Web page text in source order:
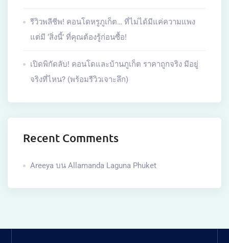
รีวิวพลีชีพ! คอนโดหรูภูเก็ต… ที่ไม่ได้มีแค่ความแพง
แต่มี ‘สิ่งนี้’ ที่คุณต้องรู้ก่อนซื้อ!
เปิดพิกัดลับ! คอนโดและบ้านภูเก็ต ราคาถูกจริง มีอยู่
จริงที่ไหน? (พร้อมรีวิวเจาะลึก)
Recent Comments
Areeya บน Allamanda Laguna Phuket